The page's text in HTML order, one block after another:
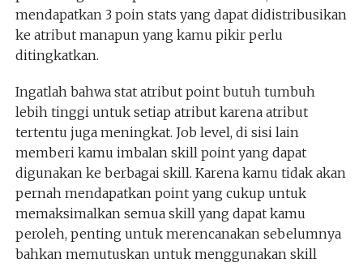
mendapatkan 3 poin stats yang dapat didistribusikan
ke atribut manapun yang kamu pikir perlu
ditingkatkan.
Ingatlah bahwa stat atribut point butuh tumbuh
lebih tinggi untuk setiap atribut karena atribut
tertentu juga meningkat. Job level, di sisi lain
memberi kamu imbalan skill point yang dapat
digunakan ke berbagai skill. Karena kamu tidak akan
pernah mendapatkan point yang cukup untuk
memaksimalkan semua skill yang dapat kamu
peroleh, penting untuk merencanakan sebelumnya
bahkan memutuskan untuk menggunakan skill